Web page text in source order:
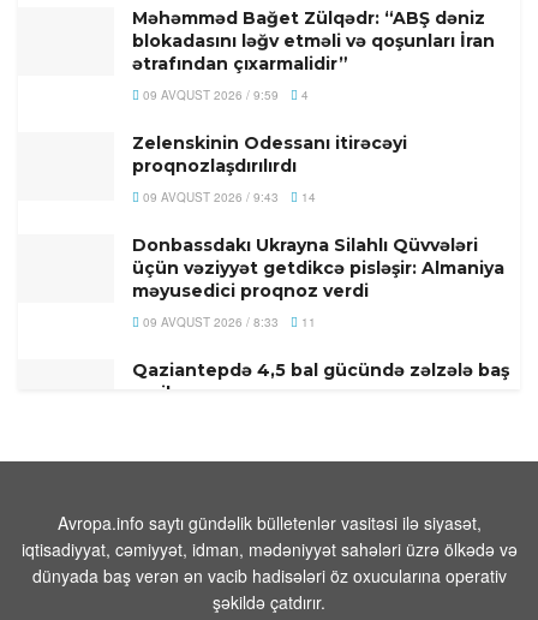
Məhəmməd Bağet Zülqədr: “ABŞ dəniz
blokadasını ləğv etməli və qoşunları İran
ətrafından çıxarmalidir”
09 AVQUST 2026 / 9:59 4
Zelenskinin Odessanı itirəcəyi
proqnozlaşdırılırdı
09 AVQUST 2026 / 9:43 14
Donbassdakı Ukrayna Silahlı Qüvvələri
üçün vəziyyət getdikcə pisləşir: Almaniya
məyusedici proqnoz verdi
09 AVQUST 2026 / 8:33 11
Qaziantepdə 4,5 bal gücündə zəlzələ baş
verib
Prezident İlham Əliyevlə Donald Tramp
arasında telefon danışığı olub
Avropa.info saytı gündəlik bülletenlər vasitəsi ilə siyasət,
iqtisadiyyat, cəmiyyət, idman, mədəniyyət sahələri üzrə ölkədə və
dünyada baş verən ən vacib hadisələri öz oxucularına operativ
şəkildə çatdırır.